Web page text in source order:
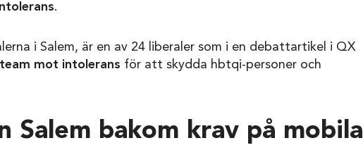
.
i Salem, är en av 24 liberaler som i en debattartikel i QX
mot intolerans för att skydda hbtqi-personer och
Salem bakom krav på mobila